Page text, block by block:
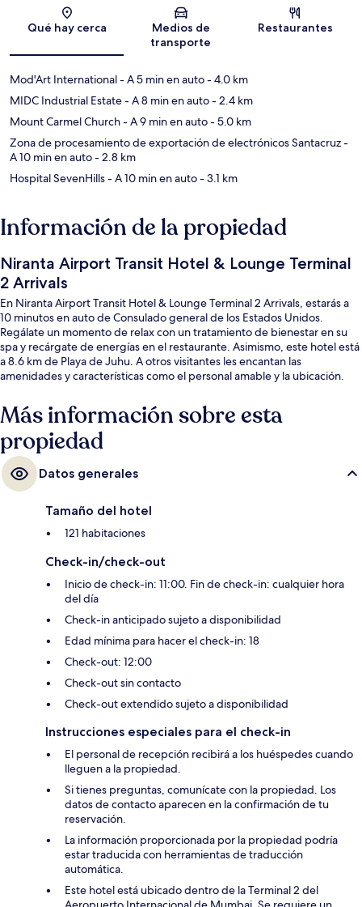
Qué hay cerca
Medios de
transporte
Restaurantes
Mod'Art International- A 5 min en auto- 4.0 km
MIDC Industrial Estate- A 8 min en auto- 2.4 km
Mount Carmel Church- A 9 min en auto- 5.0 km
Zona de procesamiento de exportación de electrónicos Santacruz-
A 10 min en auto- 2.8 km
Hospital SevenHills- A 10 min en auto- 3.1 km
Información de la propiedad
Niranta Airport Transit Hotel & Lounge Terminal
2 Arrivals
En Niranta Airport Transit Hotel & Lounge Terminal 2 Arrivals, estarás a
10 minutos en auto de Consulado general de los Estados Unidos.
Regálate un momento de relax con un tratamiento de bienestar en su
spa y recárgate de energías en el restaurante. Asimismo, este hotel está
a 8.6 km de Playa de Juhu. A otros visitantes les encantan las
amenidades y características como el personal amable y la ubicación.
Más información sobre esta
propiedad
Datos generales
Tamaño del hotel
121 habitaciones
Check-in/check-out
Inicio de check-in: 11:00. Fin de check-in: cualquier hora
del día
Check-in anticipado sujeto a disponibilidad
Edad mínima para hacer el check-in: 18
Check-out: 12:00
Check-out sin contacto
Check-out extendido sujeto a disponibilidad
Instrucciones especiales para el check-in
El personal de recepción recibirá a los huéspedes cuando
lleguen a la propiedad.
Si tienes preguntas, comunícate con la propiedad. Los
datos de contacto aparecen en la confirmación de tu
reservación.
La información proporcionada por la propiedad podría
estar traducida con herramientas de traducción
automática.
Este hotel está ubicado dentro de la Terminal 2 del